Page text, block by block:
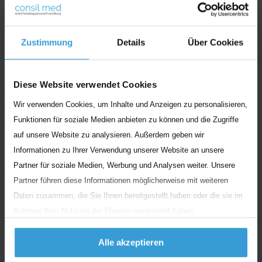
Zustimmung Details Über Cookies
Diese Website verwendet Cookies
Wir verwenden Cookies, um Inhalte und Anzeigen zu personalisieren,
Funktionen für soziale Medien anbieten zu können und die Zugriffe
auf unsere Website zu analysieren. Außerdem geben wir
Informationen zu Ihrer Verwendung unserer Website an unsere
Partner für soziale Medien, Werbung und Analysen weiter. Unsere
Partner führen diese Informationen möglicherweise mit weiteren
Daten zusammen, die Sie Ihnen bereitgestellt haben oder die sie im
Alle akzeptieren
zumutbar wäre, die Nutzung im Falle rechtswidriger
Inhalte zu verhindern.
Der Autor erklärt hiermit ausdrücklich, dass zum
den zu verlinkenden Seiten erkennbar waren. Auf die
aktuelle und zukünftige Gestaltung, die Inhalte oder
die Urheberschaft der gelinkten/verknüpften Seiten
hat der Autor keinerlei Einfluss. Deshalb distanziert er
sich hiermit ausdrücklich von allen Inhalten aller
gelinkten /verknüpften Seiten, die nach der
Linksetzung verändert wurden. Diese Feststellung gilt
für alle innerhalb des eigenen Internetangebotes
gesetzten Links und Verweise sowie für Fremdeinträge
in vom Autor eingerichteten Gästebüchern,